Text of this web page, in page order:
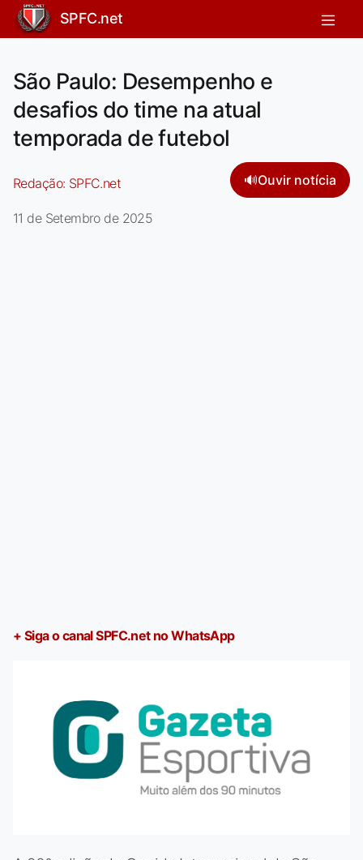
SPFC.net
São Paulo: Desempenho e
desafios do time na atual
temporada de futebol
Redação: SPFC.net 🔊Ouvir notícia
11 de Setembro de 2025
+ Siga o canal SPFC.net no WhatsApp